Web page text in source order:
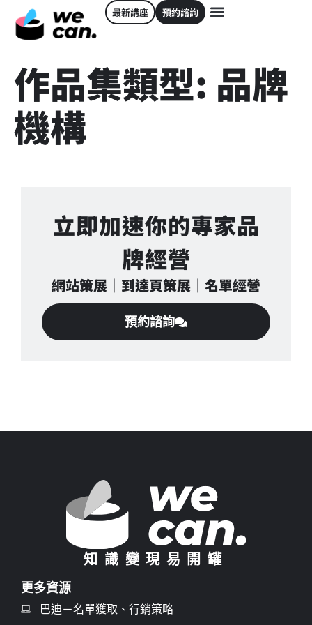
最新講座 預約諮詢
作品集類型: 品牌
機構
立即加速你的專家品
牌經營
網站策展｜到達頁策展｜名單經營
預約諮詢
知識變現易開罐
更多資源
巴迪－名單獲取、行銷策略